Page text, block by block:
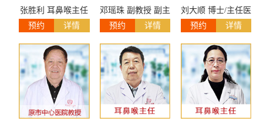
张胜利 耳鼻喉主任
预约
详情
邓瑶珠 副教授 副主
任医师
预约 详情
刘大顺 博士/主任医
预约 详情